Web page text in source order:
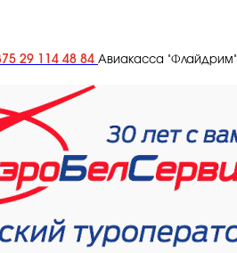
29 114 48 84 Авиакасса "Флайдрим"